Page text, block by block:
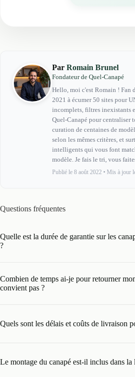
Par Romain Brunel
Fondateur de Quel-Canapé
Hello, moi c'est Romain ! Fan
2021 à écumer 50 sites pour
incomplets, filtres inexistants
Quel-Canapé pour centraliser
curation de centaines de
selon les mêmes critères, et
intelligents qui vous font
modèle. Je fais le tri, vous
Publié le 8 août 2022 • Mis à jour
Questions fréquentes
Quelle est la durée de garantie sur les
?
Combien de temps ai-je pour retourner
convient pas ?
Quels sont les délais et coûts de livraison
Le montage du canapé est-il inclus dans la